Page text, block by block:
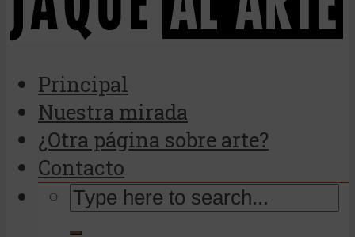
Principal
Nuestra mirada
¿Otra página sobre arte?
Contacto